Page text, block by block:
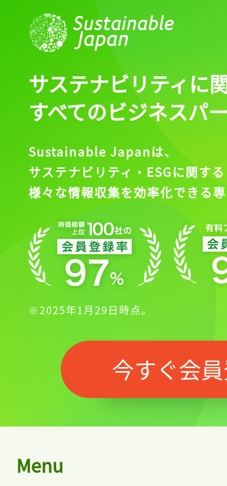
会員登録
サステナビリティに
すべてのビジネスパ
Sustainable Japanは、
サステナビリティ・ESGに関する
様々な情報収集を効率化できる
※2025年1月29日時点。
今すぐ会
Menu